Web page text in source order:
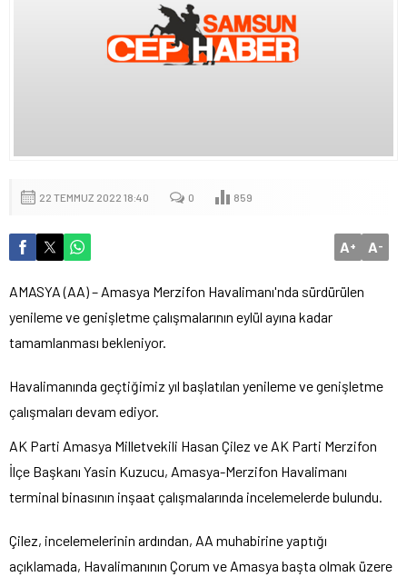
22 TEMMUZ 2022 18:40 0 859
A+ A-
AMASYA (AA) – Amasya Merzifon Havalimanı'nda sürdürülen
yenileme ve genişletme çalışmalarının eylül ayına kadar
tamamlanması bekleniyor.
Havalimanında geçtiğimiz yıl başlatılan yenileme ve genişletme
çalışmaları devam ediyor.
AK Parti Amasya Milletvekili Hasan Çilez ve AK Parti Merzifon
İlçe Başkanı Yasin Kuzucu, Amasya-Merzifon Havalimanı
terminal binasının inşaat çalışmalarında incelemelerde bulundu.
Çilez, incelemelerinin ardından, AA muhabirine yaptığı
açıklamada, Havalimanının Çorum ve Amasya başta olmak üzere